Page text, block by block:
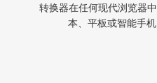
转换器在任何现代浏览器
本、平板或智能手